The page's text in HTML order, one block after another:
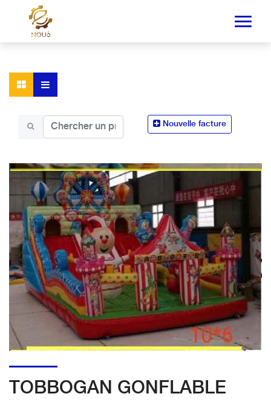
Nouvelle facture
TOBBOGAN GONFLABLE